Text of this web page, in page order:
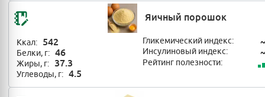
Яичный порошок
Ккал: 542
Белки, г: 46
Жиры, г: 37.3
Углеводы, г: 4.5
Гликемический индекс: ~
Инсулиновый индекс: ~
Рейтинг полезности: